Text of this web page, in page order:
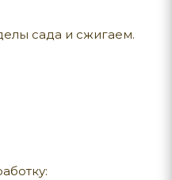
сада и сжигаем.